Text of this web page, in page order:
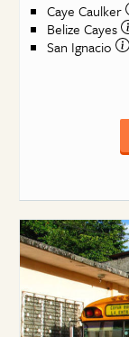
Caye Caulker
Belize Cayes
San Ignacio